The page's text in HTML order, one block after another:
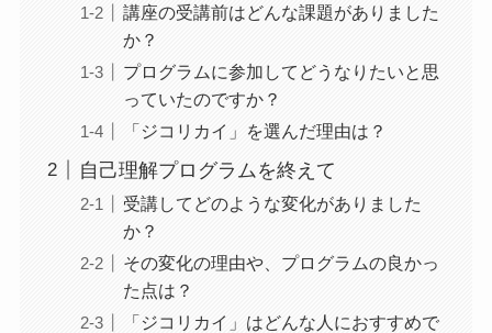
講座の受講前はどんな課題がありました
か？
プログラムに参加してどうなりたいと思
っていたのですか？
「ジコリカイ」を選んだ理由は？
自己理解プログラムを終えて
受講してどのような変化がありました
か？
その変化の理由や、プログラムの良かっ
た点は？
「ジコリカイ」はどんな人におすすめで